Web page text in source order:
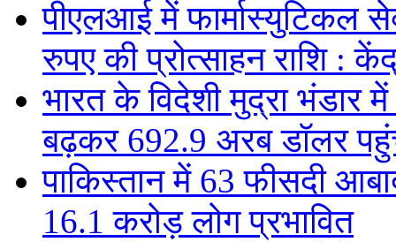
पीएलआई में फार्मास्युटिकल
रुपए की प्रोत्साहन राशि :
भारत के विदेशी मुद्रा भंडार
बढ़कर 692.9 अरब डॉलर
पाकिस्तान में 63 फीसदी
16.1 करोड़ लोग प्रभावित